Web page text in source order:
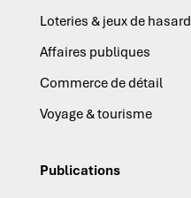
Loteries & jeux de hasard
Affaires publiques
Commerce de détail
Voyage & tourisme
Publications